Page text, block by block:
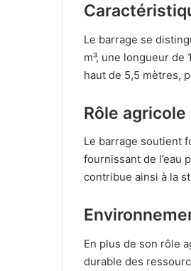
Le barrage se
m³, une longueur
haut de 5,5 mètres,
Rôle agricole
Le barrage soutient
fournissant de l’eau
contribue ainsi à la
En plus de son rôle
durable des